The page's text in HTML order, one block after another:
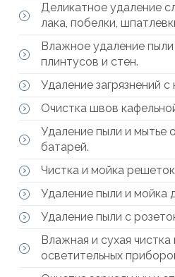
Деликатное удаление
лака, побелки,
Влажное удаление пыли
плинтусов и стен.
Удаление загрязнений с
Очистка швов
Удаление пыли и мытье
батарей.
Чистка и мойка
Удаление пыли и мойка
Удаление пыли с
Влажная и сухая
осветительных